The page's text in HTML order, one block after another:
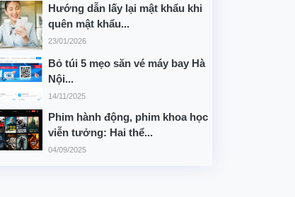
Hướng dẫn lấy lại mật khẩu khi
quên mật khẩu...
23/01/2026
Bỏ túi 5 mẹo săn vé máy bay Hà
Nội...
14/11/2025
Phim hành động, phim khoa học
viễn tưởng: Hai thể...
04/09/2025